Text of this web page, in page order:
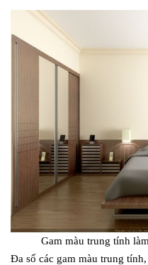
Gam màu trung tính
Đa số các gam màu trung